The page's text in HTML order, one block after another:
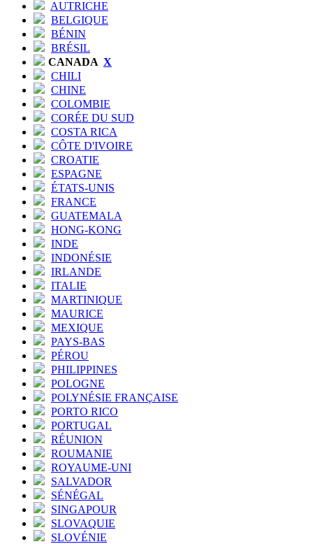
AUTRICHE
BELGIQUE
BÉNIN
BRÉSIL
CANADA X
CHILI
CHINE
COLOMBIE
CORÉE DU SUD
COSTA RICA
CÔTE D'IVOIRE
CROATIE
ESPAGNE
ÉTATS-UNIS
FRANCE
GUATEMALA
HONG-KONG
INDE
INDONÉSIE
IRLANDE
ITALIE
MARTINIQUE
MAURICE
MEXIQUE
PAYS-BAS
PÉROU
PHILIPPINES
POLOGNE
POLYNÉSIE FRANÇAISE
PORTO RICO
PORTUGAL
RÉUNION
ROUMANIE
ROYAUME-UNI
SALVADOR
SÉNÉGAL
SINGAPOUR
SLOVAQUIE
SLOVÉNIE